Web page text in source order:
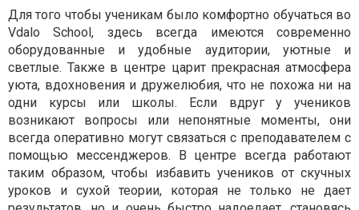
Для того чтобы ученикам было комфортно обучаться во
Vdalo School, здесь всегда имеются современно
оборудованные и удобные аудитории, уютные и
светлые. Также в центре царит прекрасная атмосфера
уюта, вдохновения и дружелюбия, что не похожа ни на
одни курсы или школы. Если вдруг у учеников
возникают вопросы или непонятные моменты, они
всегда оперативно могут связаться с преподавателем с
помощью мессенджеров. В центре всегда работают
таким образом, чтобы избавить учеников от скучных
уроков и сухой теории, которая не только не дает